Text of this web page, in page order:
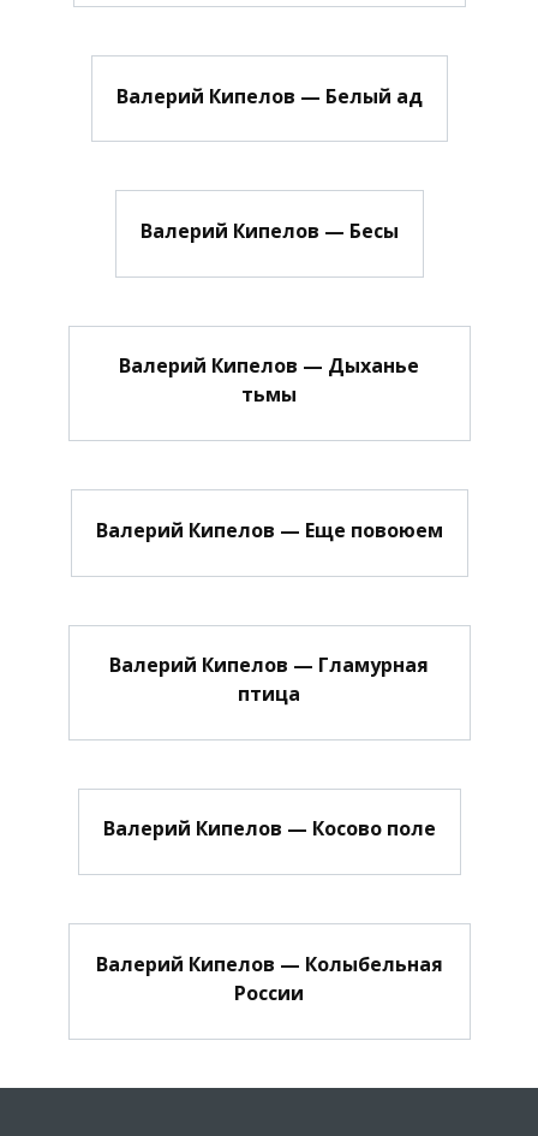
Валерий Кипелов — Белый ад
Валерий Кипелов — Бесы
Валерий Кипелов — Дыханье
тьмы
Валерий Кипелов — Еще повоюем
Валерий Кипелов — Гламурная
птица
Валерий Кипелов — Косово поле
Валерий Кипелов — Колыбельная
России